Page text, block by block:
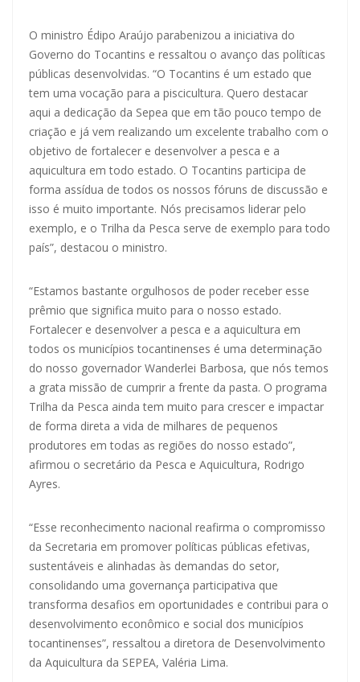
O ministro Édipo Araújo parabenizou a iniciativa do
Governo do Tocantins e ressaltou o avanço das políticas
públicas desenvolvidas. “O Tocantins é um estado que
tem uma vocação para a piscicultura. Quero destacar
aqui a dedicação da Sepea que em tão pouco tempo de
criação e já vem realizando um excelente trabalho com o
objetivo de fortalecer e desenvolver a pesca e a
aquicultura em todo estado. O Tocantins participa de
forma assídua de todos os nossos fóruns de discussão e
isso é muito importante. Nós precisamos liderar pelo
exemplo, e o Trilha da Pesca serve de exemplo para todo
país”, destacou o ministro.
“Estamos bastante orgulhosos de poder receber esse
prêmio que significa muito para o nosso estado.
Fortalecer e desenvolver a pesca e a aquicultura em
todos os municípios tocantinenses é uma determinação
do nosso governador Wanderlei Barbosa, que nós temos
a grata missão de cumprir a frente da pasta. O programa
Trilha da Pesca ainda tem muito para crescer e impactar
de forma direta a vida de milhares de pequenos
produtores em todas as regiões do nosso estado”,
afirmou o secretário da Pesca e Aquicultura, Rodrigo
Ayres.
“Esse reconhecimento nacional reafirma o compromisso
da Secretaria em promover políticas públicas efetivas,
sustentáveis e alinhadas às demandas do setor,
consolidando uma governança participativa que
transforma desafios em oportunidades e contribui para o
desenvolvimento econômico e social dos municípios
tocantinenses”, ressaltou a diretora de Desenvolvimento
da Aquicultura da SEPEA, Valéria Lima.